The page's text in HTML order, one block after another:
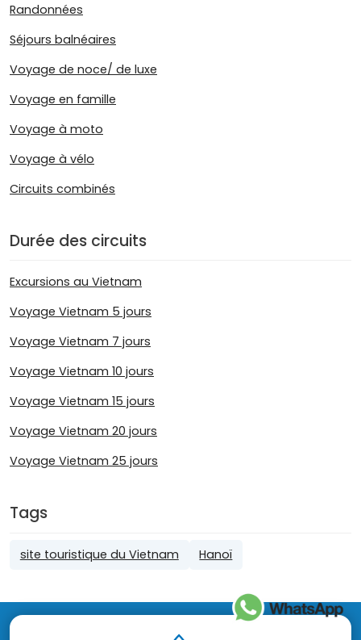
Randonnées
Séjours balnéaires
Voyage de noce/ de luxe
Voyage en famille
Voyage à moto
Voyage à vélo
Circuits combinés
Durée des circuits
Excursions au Vietnam
Voyage Vietnam 5 jours
Voyage Vietnam 7 jours
Voyage Vietnam 10 jours
Voyage Vietnam 15 jours
Voyage Vietnam 20 jours
Voyage Vietnam 25 jours
Tags
site touristique du Vietnam Hanoï